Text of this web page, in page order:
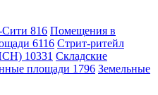
816 Помещения в
6116 Стрит-ритейл
10331 Складские
площади 1796 Земельные